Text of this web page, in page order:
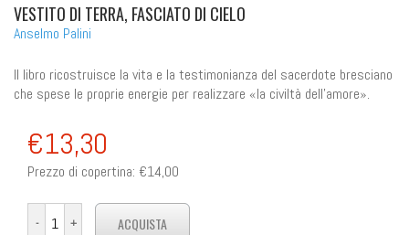
VESTITO DI TERRA, FASCIATO DI CIELO
Anselmo Palini
Il libro ricostruisce la vita e la testimonianza del sacerdote bresciano
che spese le proprie energie per realizzare «la civiltà dell’amore».
€13,30
Prezzo di copertina: €14,00